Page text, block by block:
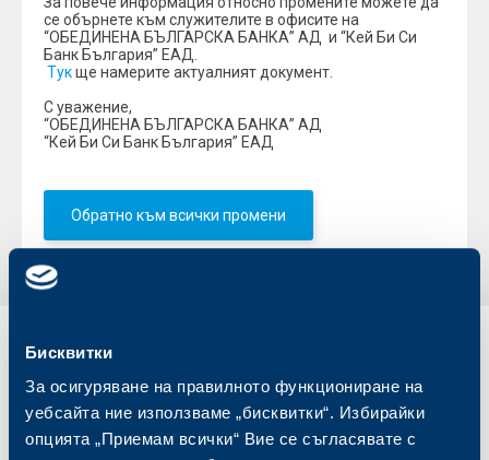
Бисквитки
За осигуряване на правилното функциониране на
уебсайта ние използваме „бисквитки“. Избирайки
опцията „Приемам всички“ Вие се съгласявате с
се обърнете към служителите в офисите на
“ОБЕДИНЕНА БЪЛГАРСКА БАНКА” АД и “Кей Би Си
Банк България” ЕАД.
Тукще намерите актуалният документ.
С уважение,
“ОБЕДИНЕНА БЪЛГАРСКА БАНКА” АД
“Кей Би Си Банк България” ЕАД
Обратно към всички промени
Индивидуални
клиенти
Карти
Сметки и плащания
клиенти